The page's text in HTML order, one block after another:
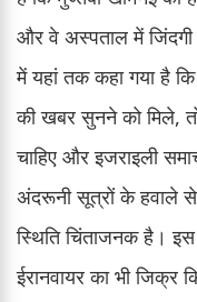
और वे अस्पताल में
में यहां तक कहा गया है
की खबर सुनने को मिले, तो
चाहिए और इजराइली
अंदरूनी सूत्रों के हवाले से
स्थिति चिंताजनक है। इस
ईरानवायर का भी जिक्र